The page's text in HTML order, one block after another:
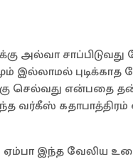
அல்வா சாப்பிடுவது
இல்லாமல்
செல்வது என்பதை தன்
வர்கீஸ் கதாபாத்திரம்
இந்த வேலிய